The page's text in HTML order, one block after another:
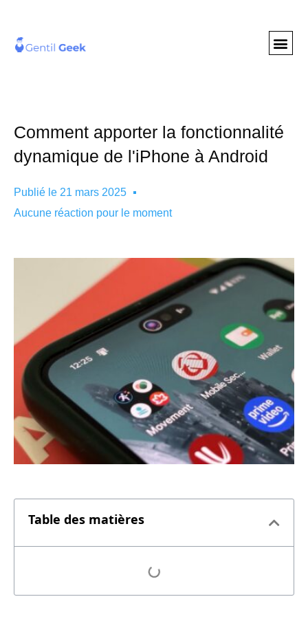
Comment apporter la fonctionnalité
dynamique de l'iPhone à Android
Publié le 21 mars 2025
Aucune réaction pour le moment
Table des matières